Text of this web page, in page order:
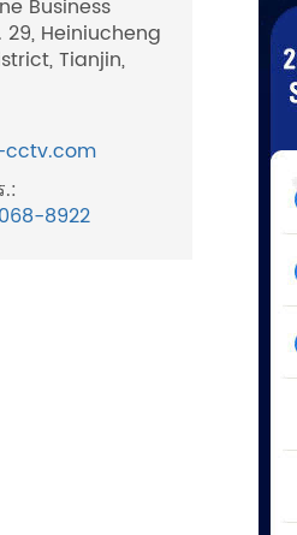
Business
29, Heiniucheng
Tianjin,
8922